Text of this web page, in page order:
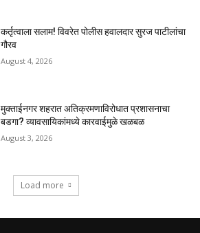
कर्तृत्वाला सलाम! विवरेत पोलीस हवालदार सुरज पाटीलांचा
गौरव
August 4, 2026
मुक्ताईनगर शहरात अतिक्रमणाविरोधात प्रशासनाचा
बडगा? व्यावसायिकांमध्ये कारवाईमुळे खळबळ
August 3, 2026
Load more